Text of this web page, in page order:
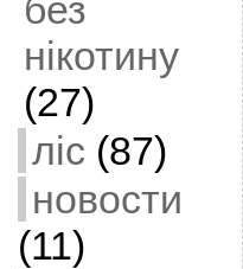
без
нікотину
(27)
ліс (87)
новости
(11)